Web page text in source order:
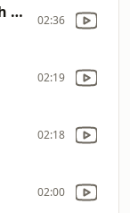
The Songs of Distant Earth (Original CD HQ 320Kbps) 02:36
02:19
02:18
02:00